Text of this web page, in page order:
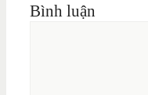
Bình luận